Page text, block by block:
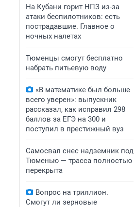
На Кубани горит НПЗ из-за
атаки беспилотников: есть
пострадавшие. Главное о
ночных налетах
Тюменцы смогут бесплатно
набрать питьевую воду
«В математике был больше
всего уверен»: выпускник
рассказал, как исправил 298
баллов за ЕГЭ на 300 и
поступил в престижный вуз
Самосвал снес надземник под
Тюменью — трасса полностью
перекрыта
Вопрос на триллион.
Смогут ли зерновые